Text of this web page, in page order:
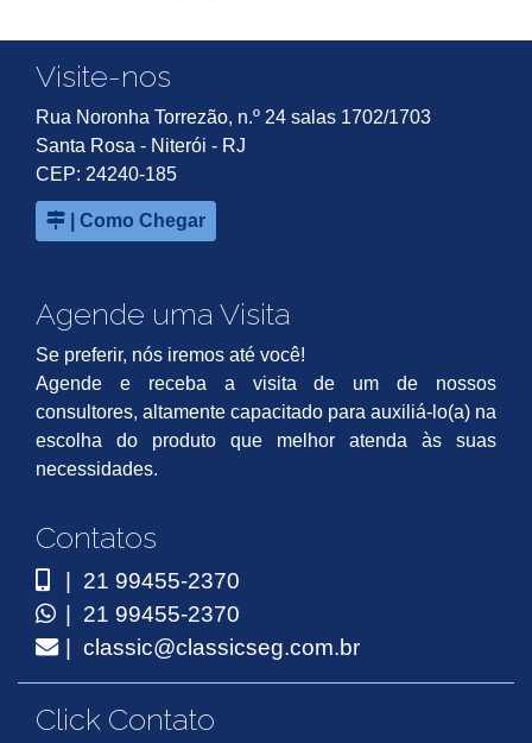
Visite-nos
Rua Noronha Torrezão, n.º 24 salas 1702/1703
Santa Rosa - Niterói - RJ
CEP: 24240-185
| Como Chegar
Agende uma Visita
Se preferir, nós iremos até você!
Agende e receba a visita de um de nossos
consultores, altamente capacitado para auxiliá-lo(a) na
escolha do produto que melhor atenda às suas
necessidades.
Contatos
| 21 99455-2370
| 21 99455-2370
| classic@classicseg.com.br
Click Contato